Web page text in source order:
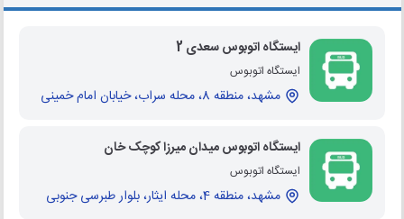
ایستگاه اتوبوس سعدی 2
ایستگاه اتوبوس
مشهد، منطقه 8، محله سراب، خیابان امام خمینی
ایستگاه اتوبوس میدان میرزا کوچک خان
ایستگاه اتوبوس
مشهد، منطقه 4، محله ایثار، بلوار طبرسی جنوبی